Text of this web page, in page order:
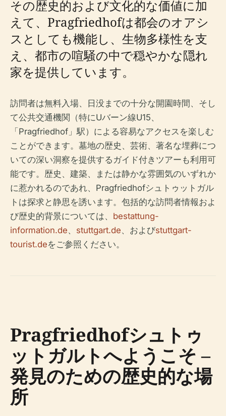
その歴史的および文化的な価値に加
えて、Pragfriedhofは都会のオアシ
スとしても機能し、生物多様性を支
え、都市の喧騒の中で穏やかな隠れ
家を提供しています。
訪問者は無料入場、日没までの十分な開園時間、そし
て公共交通機関（特にUバーン線U15、
「Pragfriedhof」駅）による容易なアクセスを楽しむ
ことができます。墓地の歴史、芸術、著名な埋葬につ
いての深い洞察を提供するガイド付きツアーも利用可
能です。歴史、建築、または静かな雰囲気のいずれか
に惹かれるのであれ、Pragfriedhofシュトゥットガル
トは探求と静思を誘います。包括的な訪問者情報およ
び歴史的背景については、 bestattung-
information.de、 stuttgart.de、およびstuttgart-
tourist.deをご参照ください。
Pragfriedhofシュトゥ
ットガルトへようこそ –
発見のための歴史的な場
所